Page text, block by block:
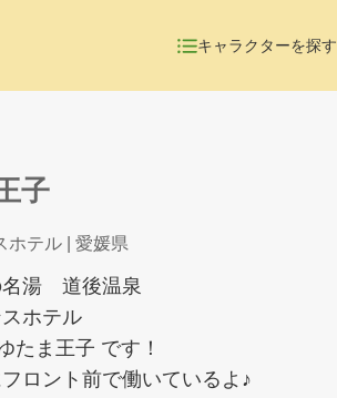
キャラクターを探す
子
ホテル | 愛媛県
名湯 道後温泉
ホテル
たま王子 です！
ロント前で働いているよ♪